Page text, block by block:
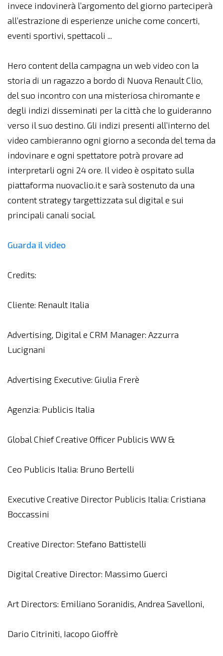
invece indovinerà l’argomento del giorno parteciperà
all’estrazione di esperienze uniche come concerti,
eventi sportivi, spettacoli ...
Hero content della campagna un web video con la
storia di un ragazzo a bordo di Nuova Renault Clio,
del suo incontro con una misteriosa chiromante e
degli indizi disseminati per la città che lo guideranno
verso il suo destino. Gli indizi presenti all’interno del
video cambieranno ogni giorno a seconda del tema da
indovinare e ogni spettatore potrà provare ad
interpretarli ogni 24 ore. Il video è ospitato sulla
piattaforma nuovaclio.it e sarà sostenuto da una
content strategy targettizzata sul digital e sui
principali canali social.
Guarda il video
Credits:
Cliente: Renault Italia
Advertising, Digital e CRM Manager: Azzurra
Lucignani
Advertising Executive: Giulia Frerè
Agenzia: Publicis Italia
Global Chief Creative Officer Publicis WW &
Ceo Publicis Italia: Bruno Bertelli
Executive Creative Director Publicis Italia: Cristiana
Boccassini
Creative Director: Stefano Battistelli
Digital Creative Director: Massimo Guerci
Art Directors: Emiliano Soranidis, Andrea Savelloni,
Dario Citriniti, Iacopo Gioffrè